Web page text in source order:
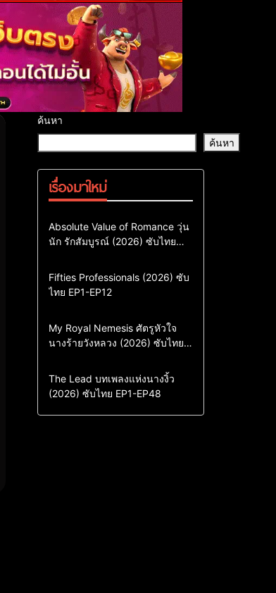
ค้นหา
ค้นหา
เรื่องมาใหม่
Comedy Drama
ซีรี่ย์เกาหลี
ซีรี่ย์เกาหลีซับไทย
Absolute Value of Romance วุ่น
นัก รักสัมบูรณ์ (2026) ซับไทย
Action & Adventure
Comedy
Drama
ซีรี่ย์เกาหลี
Fifties Professionals (2026) ซับ
ไทย EP1-EP12
Comedy
Drama
Sci-Fi & Fantasy
ซีรี่ย์เกาหลี
My Royal Nemesis ศัตรูหัวใจ
นางร้ายวังหลวง (2026) ซับไทย
Drama
ซีรี่ย์จีน
ซีรี่ย์จีนซับไทย
The Lead บทเพลงแห่งนางงิ้ว
(2026) ซับไทย EP1-EP48